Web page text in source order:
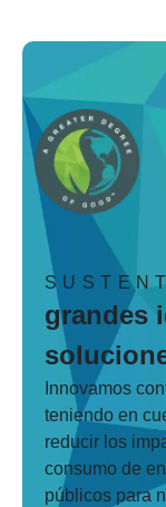
grandes
Innovamos
teniendo en
reducir los
consumo de
públicos para